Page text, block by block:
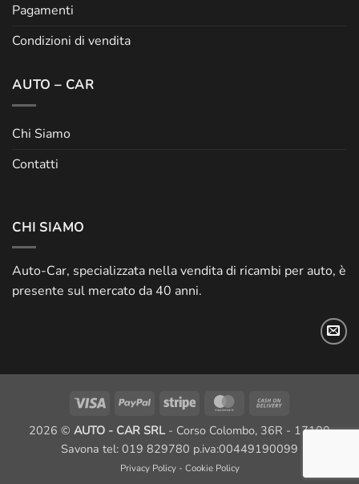
Pagamenti
Condizioni di vendita
AUTO – CAR
Chi Siamo
Contatti
CHI SIAMO
Auto-Car, specializzata nella vendita di ricambi per auto, è
presente sul mercato da 40 anni.
Visa PayPal Stripe MasterCard
Delivery
2026 © AUTO - CAR SRL - Corso Colombo, 36R - 17100
Savona tel: 019 829780 p.iva:00449190099
Privacy Policy- Cookie Policy